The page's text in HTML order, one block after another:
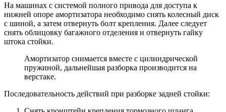
На машинах с системой полного привода для доступа к
нижней опоре амортизатора необходимо снять колесный диск
с шиной, а затем отвернуть болт крепления. Далее следует
снять облицовку багажного отделения и отвернуть гайку
штока стойки.
Амортизатор снимается вместе с цилиндрической
пружиной, дальнейшая разборка производится на
верстаке.
Последовательность действий при разборке задней стойки: